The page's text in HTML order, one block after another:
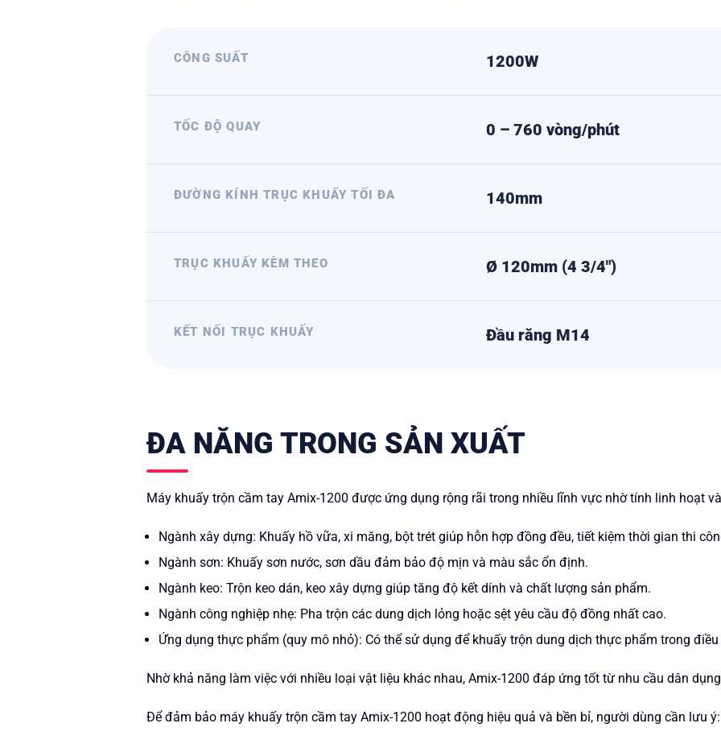
CÔNG SUẤT 1200W
TỐC ĐỘ QUAY 0 – 760 vòng/phút
ĐƯỜNG KÍNH TRỤC KHUẤY TỐI ĐA 140mm
TRỤC KHUẤY KÈM THEO Ø 120mm (4 3/4")
KẾT NỐI TRỤC KHUẤY Đầu răng M14
ĐA NĂNG TRONG SẢN XUẤT
Máy khuấy trộn cầm tay Amix-1200 được ứng dụng rộng rãi trong nhiều lĩnh vực nhờ tính linh hoạt
Ngành xây dựng: Khuấy hồ vữa, xi măng, bột trét giúp hỗn hợp đồng đều, tiết kiệm thời gian thi
Ngành sơn: Khuấy sơn nước, sơn dầu đảm bảo độ mịn và màu sắc ổn định.
Ngành keo: Trộn keo dán, keo xây dựng giúp tăng độ kết dính và chất lượng sản phẩm.
Ngành công nghiệp nhẹ: Pha trộn các dung dịch lỏng hoặc sệt yêu cầu độ đồng nhất cao.
Ứng dụng thực phẩm (quy mô nhỏ): Có thể sử dụng để khuấy trộn dung dịch thực phẩm trong
Nhờ khả năng làm việc với nhiều loại vật liệu khác nhau, Amix-1200 đáp ứng tốt từ nhu cầu dân
Để đảm bảo máy khuấy trộn cầm tay Amix-1200 hoạt động hiệu quả và bền bỉ, người dùng cần lưu ý: